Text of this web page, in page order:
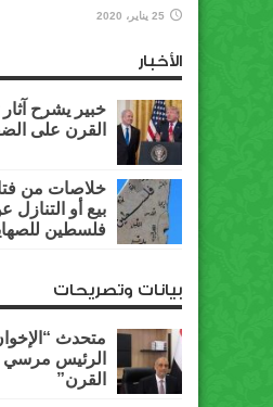
25 يناير، 2020
الأخبار
خبير يشرح
القرن على
خلاصات من
بيع أو
فلسطين
بيانات وتصريحات
متحدث
الرئيس مرسي
القرن”